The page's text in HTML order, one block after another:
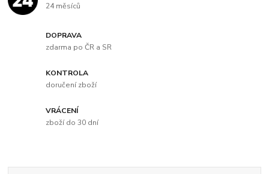
24 měsíců
DOPRAVA
zdarma po ČR a SR
KONTROLA
doručení zboží
VRÁCENÍ
zboží do 30 dní